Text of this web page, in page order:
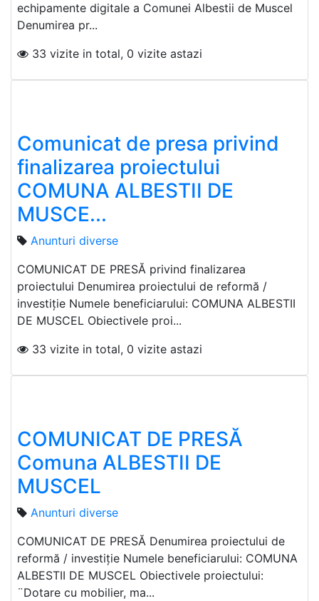
echipamente digitale a Comunei Albestii de Muscel
Denumirea pr...
33 vizite in total, 0 vizite astazi
Comunicat de presa privind
finalizarea proiectului
COMUNA ALBESTII DE
MUSCE...
Anunturi diverse
COMUNICAT DE PRESĂ privind finalizarea
proiectului Denumirea proiectului de reformă /
investiție Numele beneficiarului: COMUNA ALBESTII
DE MUSCEL Obiectivele proi...
33 vizite in total, 0 vizite astazi
COMUNICAT DE PRESĂ
Comuna ALBESTII DE
MUSCEL
Anunturi diverse
COMUNICAT DE PRESĂ Denumirea proiectului de
reformă / investiție Numele beneficiarului: COMUNA
ALBESTII DE MUSCEL Obiectivele proiectului:
¨Dotare cu mobilier, ma...